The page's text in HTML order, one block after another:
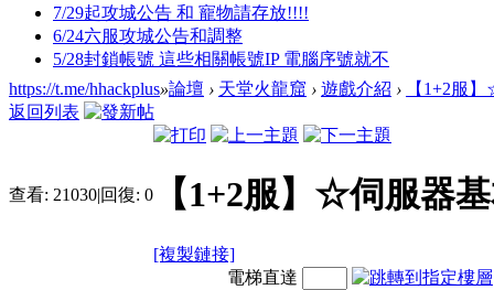
7/29起攻城公告 和 寵物請存放!!!!
6/24六服攻城公告和調整
5/28封鎖帳號 這些相關帳號IP 電腦序號就不
https://t.me/hhackplus»論壇 › 天堂火龍窟 › 遊戲介紹 ›
【1+2服
返回列表
查看: 21030|回復: 0 【1+2服】☆伺服器
[複製鏈接]
電梯直達